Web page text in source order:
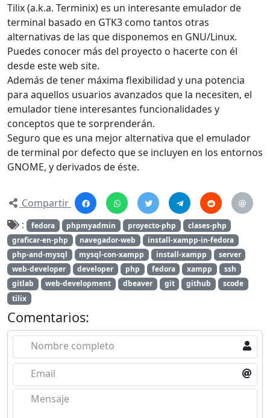
Tilix (a.k.a. Terminix) es un interesante emulador de
terminal basado en GTK3 como tantos otras
alternativas de las que disponemos en GNU/Linux.
Puedes conocer más del proyecto o hacerte con él
desde este web site.
Además de tener máxima flexibilidad y una potencia
para aquellos usuarios avanzados que la necesiten, el
emulador tiene interesantes funcionalidades y
conceptos que te sorprenderán.
Seguro que es una mejor alternativa que el emulador
de terminal por defecto que se incluyen en los entornos
GNOME, y derivados de éste.
Compartir
:
fedora phpmyadmin proyecto-php
clases-php
graficar-en-php
navegador-web
install-xampp-in-fedora
php-and-mysql
mysql-con-xampp install-xampp
server
web-developer
developer php fedora xampp
ssh
gitlab
web-development dbeaver git github
scode
tilix
Comentarios:
Nombre completo
Email
Mensaje